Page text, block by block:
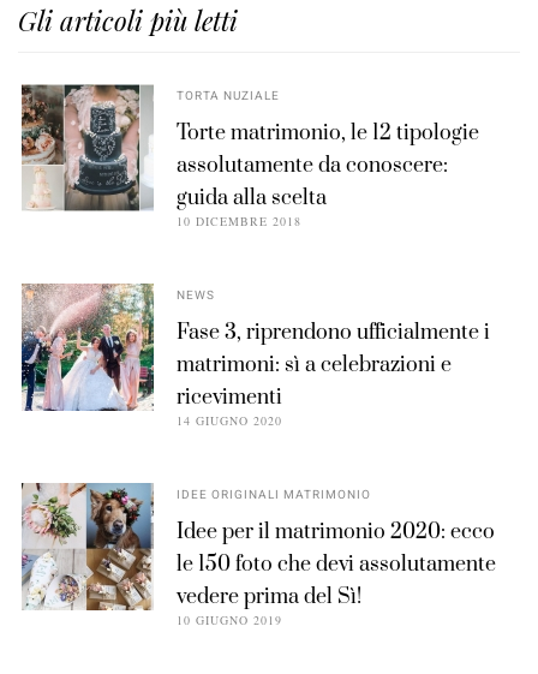
Gli articoli più letti
TORTA NUZIALE
Torte matrimonio, le 12 tipologie
assolutamente da conoscere:
guida alla scelta
10 DICEMBRE 2018
NEWS
Fase 3, riprendono ufficialmente i
matrimoni: sì a celebrazioni e
ricevimenti
14 GIUGNO 2020
IDEE ORIGINALI MATRIMONIO
Idee per il matrimonio 2020: ecco
le 150 foto che devi assolutamente
vedere prima del Sì!
10 GIUGNO 2019